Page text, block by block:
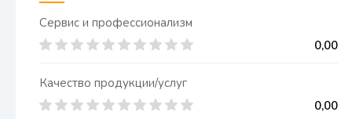
Сервис и профессионализм
0,00
Качество продукции/услуг
0,00